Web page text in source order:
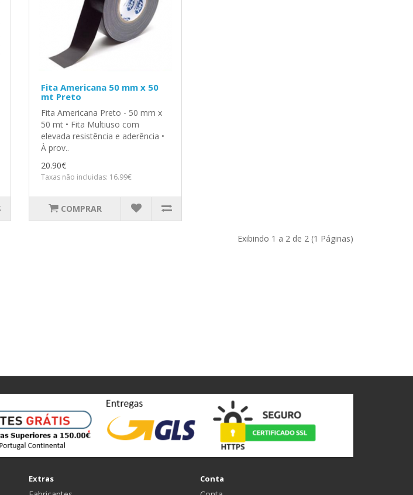
Fita Americana 50 mm x 50
mt Preto
Fita Americana Preto - 50 mm x
50 mt • Fita Multiuso com
elevada resistência e aderência •
À prov..
20.90€
Taxas não incluidas: 16.99€
COMPRAR
Exibindo 1 a 2 de 2 (1 Páginas)
Extras Conta